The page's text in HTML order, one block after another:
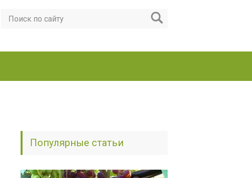
Популярные статьи